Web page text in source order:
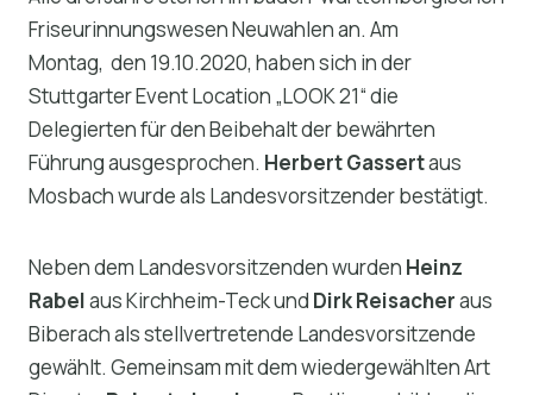
Friseurinnungswesen Neuwahlen an. Am
Montag, den 19.10.2020, haben sich in der
Stuttgarter Event Location „LOOK 21“ die
Delegierten für den Beibehalt der bewährten
Führung ausgesprochen. Herbert Gassertaus
Mosbach wurde als Landesvorsitzender bestätigt.
Neben dem Landesvorsitzenden wurden Heinz
Rabelaus Kirchheim-Teck und Dirk Reisacheraus
Biberach als stellvertretende Landesvorsitzende
gewählt. Gemeinsam mit dem wiedergewählten Art